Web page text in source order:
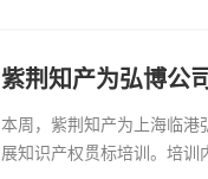
紫荆知产为弘博公
本周，紫荆知产为上海临港
展知识产权贯标培训。培训